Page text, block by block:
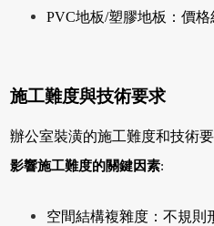
PVC地板/塑膠地板：價
施工難度與技術要求
辦公室裝潢的施工難度和技術
影響施工難度的關鍵因素:
空間結構複雜度：不規則